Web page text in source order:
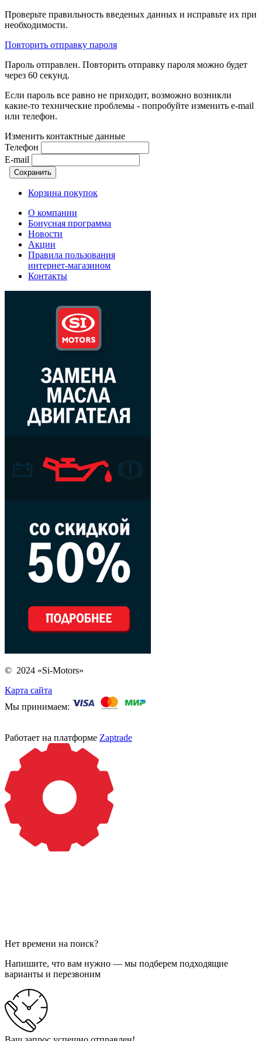
Проверьте правильность введеных данных и исправьте их при
необходимости.
Повторить отправку пароля
Пароль отправлен. Повторить отправку пароля можно будет
через 60 секунд.
Если пароль все равно не приходит, возможно возникли
какие-то технические проблемы - попробуйте изменить e-mail
или телефон.
Изменить контактные данные
Телефон
E-mail
Корзина покупок
О компании
Бонусная программа
Новости
Акции
Правила пользования
интернет-магазином
Контакты
© 2024 «Si-Motors»
Карта сайта
Мы принимаем:
Работает на платформе Zaptrade
Нет времени на поиск?
Напишите, что вам нужно — мы подберем подходящие
варианты и перезвоним